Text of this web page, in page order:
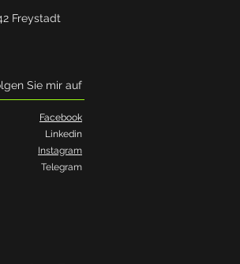
Freystadt
Sie mir auf
Facebook
Linkedin
Instagram
Telegram